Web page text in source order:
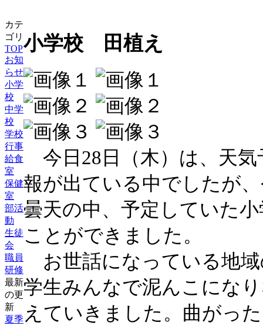
カテ
ゴリ
TOP
お知
らせ
小学
校
中学
校
学校
行事
給食
室
保健
室
部活
動
生徒
会
職員
研修
最新
の更
新
夏季
小学校 田植え
今日28日（木）は、天
報が出ている中でしたが
曇天の中、予定していた
ことができました。
お世話になっている地
学生みんなで泥んこにな
えていきました。曲がっ